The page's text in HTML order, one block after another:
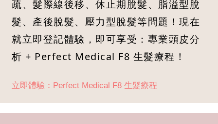
疏、髮際線後移、休止期脫髮、脂溢型脫
髮、產後脫髮、壓力型脫髮等問題！現在
就立即登記體驗，即可享受：專業頭皮分
析 + Perfect Medical F8 生髮療程！
立即體驗：Perfect Medical F8 生髮療程